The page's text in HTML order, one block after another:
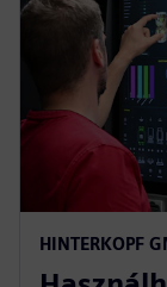
HINTERKOPF